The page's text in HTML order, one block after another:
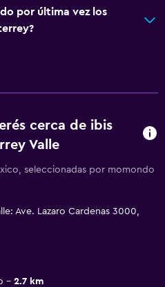
por última vez los
cerca de ibis
Valle
seleccionadas por momondo
Ave. Lazaro Cardenas 3000,
2.7 km